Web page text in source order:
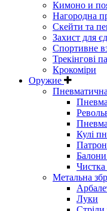
Кимоно и
Нагородна
Скейти та
Захист для
Спортивне
Трекінгові
Крокоміри
Оружие
Кулі
Чистка
Метальна
Луки